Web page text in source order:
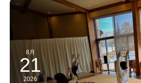
8月
21
2026